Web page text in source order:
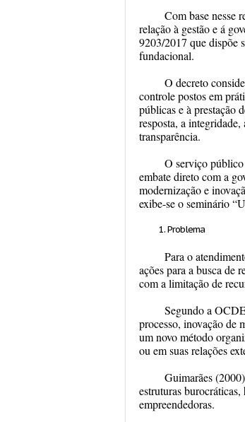
Com base nesse
relação à gestão e á
9203/2017 que dispõe
fundacional.
O decreto
controle postos em
públicas e à prestação
resposta, a
transparência.
O serviço público
embate direto com a
modernização e
exibe-se o seminário
Problema
Para o
ações para a busca de
com a limitação de
Segundo a
processo, inovação de
um novo método
ou em suas relações
Guimarães
estruturas
empreendedoras.